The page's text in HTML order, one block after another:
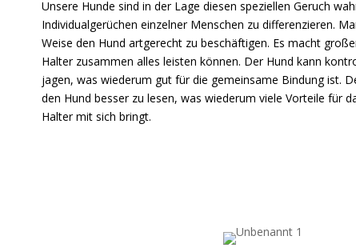
Unsere Hunde sind in der Lage diesen speziellen Geruch
Individualgerüchen einzelner Menschen zu differenzieren.
Weise den Hund artgerecht zu beschäftigen. Es macht
Halter zusammen alles leisten können. Der Hund kann
jagen, was wiederum gut für die gemeinsame Bindung ist.
den Hund besser zu lesen, was wiederum viele Vorteile für
Halter mit sich bringt.